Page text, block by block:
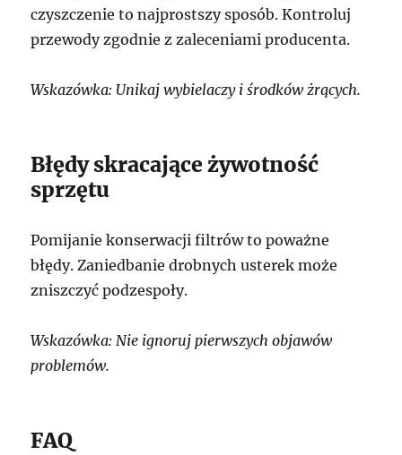
czyszczenie to najprostszy sposób. Kontroluj
przewody zgodnie z zaleceniami producenta.
Wskazówka: Unikaj wybielaczy i środków żrących.
Błędy skracające żywotność
sprzętu
Pomijanie konserwacji filtrów to poważne
błędy. Zaniedbanie drobnych usterek może
zniszczyć podzespoły.
Wskazówka: Nie ignoruj pierwszych objawów
problemów.
FAQ